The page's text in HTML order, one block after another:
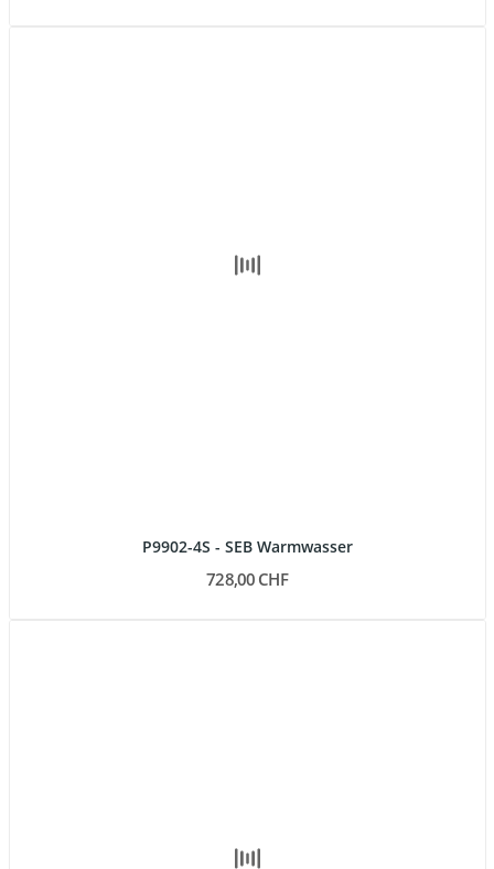
P9902-4S - SEB Warmwasser
728,00 CHF